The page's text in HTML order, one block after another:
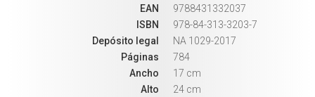
EAN
9788431332037
ISBN
978-84-313-3203-7
Depósito legal
NA 1029-2017
Páginas
784
Ancho
17 cm
Alto
24 cm